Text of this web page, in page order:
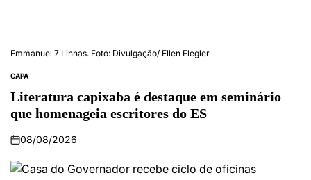
Emmanuel 7 Linhas. Foto: Divulgação/ Ellen Flegler
CAPA
Literatura capixaba é destaque em seminário
que homenageia escritores do ES
08/08/2026